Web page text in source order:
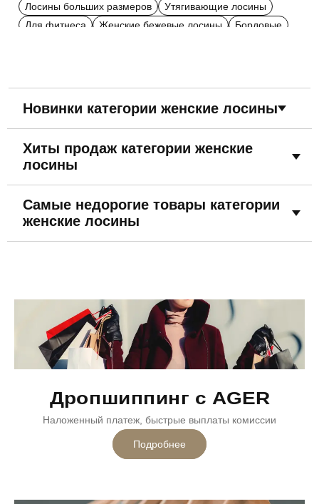
Лосины больших размеров
Утягивающие лосины
Для фитнеса
Женские бежевые лосины
Бордовые
Женские лосины размер XS
Женские лосины производства Турция
Лосины микродайвинг
Лосины с низкой посадкой
Зимние
Новинки категории женские лосины
Хиты продаж категории женские
лосины
Самые недорогие товары категории
женские лосины
Дропшиппинг с AGER
Наложенный платеж, быстрые выплаты комиссии
Подробнее